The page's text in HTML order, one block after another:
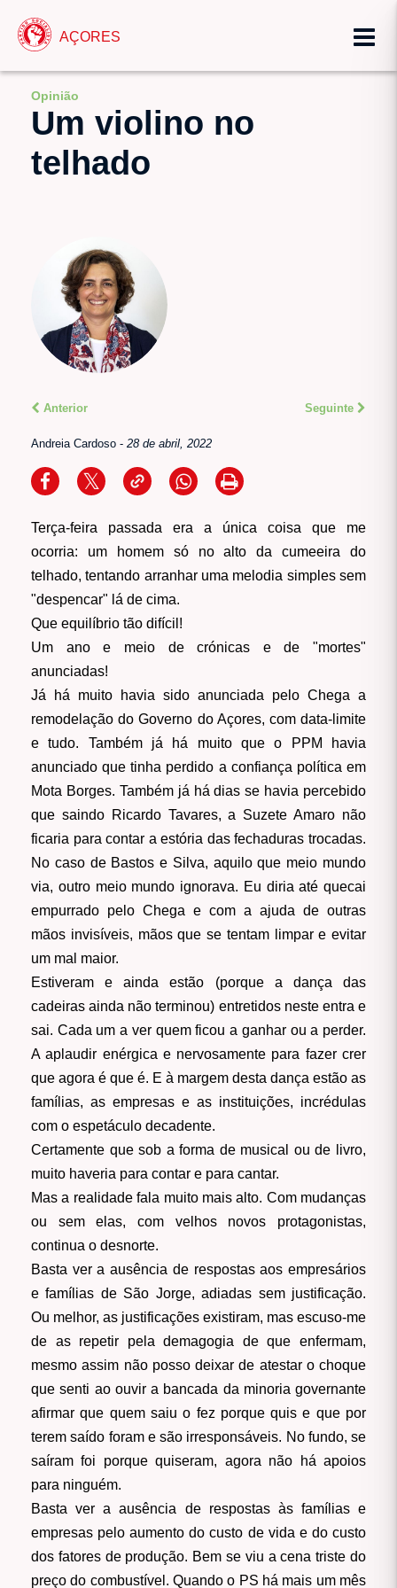
AÇORES
Opinião
Um violino no
telhado
Anterior Seguinte
Andreia Cardoso - 28 de abril, 2022
Terça-feira passada era a única coisa que me
ocorria: um homem só no alto da cumeeira do
telhado, tentando arranhar uma melodia simples sem
"despencar" lá de cima.
Que equilíbrio tão difícil!
Um ano e meio de crónicas e de "mortes"
anunciadas!
Já há muito havia sido anunciada pelo Chega a
remodelação do Governo do Açores, com data-limite
e tudo. Também já há muito que o PPM havia
anunciado que tinha perdido a confiança política em
Mota Borges. Também já há dias se havia percebido
que saindo Ricardo Tavares, a Suzete Amaro não
ficaria para contar a estória das fechaduras trocadas.
No caso de Bastos e Silva, aquilo que meio mundo
via, outro meio mundo ignorava. Eu diria até quecai
empurrado pelo Chega e com a ajuda de outras
mãos invisíveis, mãos que se tentam limpar e evitar
um mal maior.
Estiveram e ainda estão (porque a dança das
cadeiras ainda não terminou) entretidos neste entra e
sai. Cada um a ver quem ficou a ganhar ou a perder.
A aplaudir enérgica e nervosamente para fazer crer
que agora é que é. E à margem desta dança estão as
famílias, as empresas e as instituições, incrédulas
com o espetáculo decadente.
Certamente que sob a forma de musical ou de livro,
muito haveria para contar e para cantar.
Mas a realidade fala muito mais alto. Com mudanças
ou sem elas, com velhos novos protagonistas,
continua o desnorte.
Basta ver a ausência de respostas aos empresários
e famílias de São Jorge, adiadas sem justificação.
Ou melhor, as justificações existiram, mas escuso-me
de as repetir pela demagogia de que enfermam,
mesmo assim não posso deixar de atestar o choque
que senti ao ouvir a bancada da minoria governante
afirmar que quem saiu o fez porque quis e que por
terem saído foram e são irresponsáveis. No fundo, se
saíram foi porque quiseram, agora não há apoios
para ninguém.
Basta ver a ausência de respostas às famílias e
empresas pelo aumento do custo de vida e do custo
dos fatores de produção. Bem se viu a cena triste do
preço do combustível. Quando o PS há mais um mês